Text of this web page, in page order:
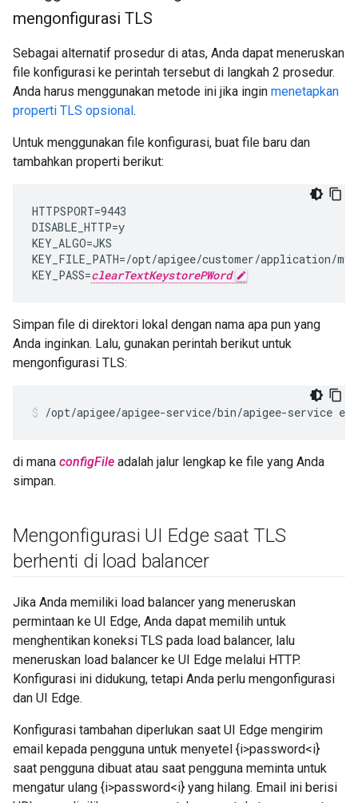
mengonfigurasi TLS
Sebagai alternatif prosedur di atas, Anda dapat meneruskan
file konfigurasi ke perintah tersebut di langkah 2 prosedur.
Anda harus menggunakan metode ini jika ingin menetapkan
properti TLS opsional.
Untuk menggunakan file konfigurasi, buat file baru dan
tambahkan properti berikut:
HTTPSPORT=9443
DISABLE_HTTP=y
KEY_ALGO=JKS
KEY_FILE_PATH=/opt/apigee/customer/application/
KEY_PASS=clearTextKeystorePWord
Simpan file di direktori lokal dengan nama apa pun yang
Anda inginkan. Lalu, gunakan perintah berikut untuk
mengonfigurasi TLS:
/opt/apigee/apigee-service/bin/apigee-service
di mana configFile adalah jalur lengkap ke file yang Anda
simpan.
Mengonfigurasi UI Edge saat TLS
berhenti di load balancer
Jika Anda memiliki load balancer yang meneruskan
permintaan ke UI Edge, Anda dapat memilih untuk
menghentikan koneksi TLS pada load balancer, lalu
meneruskan load balancer ke UI Edge melalui HTTP.
Konfigurasi ini didukung, tetapi Anda perlu mengonfigurasi
dan UI Edge.
Konfigurasi tambahan diperlukan saat UI Edge mengirim
email kepada pengguna untuk menyetel {i>password<i}
saat pengguna dibuat atau saat pengguna meminta untuk
mengatur ulang {i>password<i} yang hilang. Email ini berisi